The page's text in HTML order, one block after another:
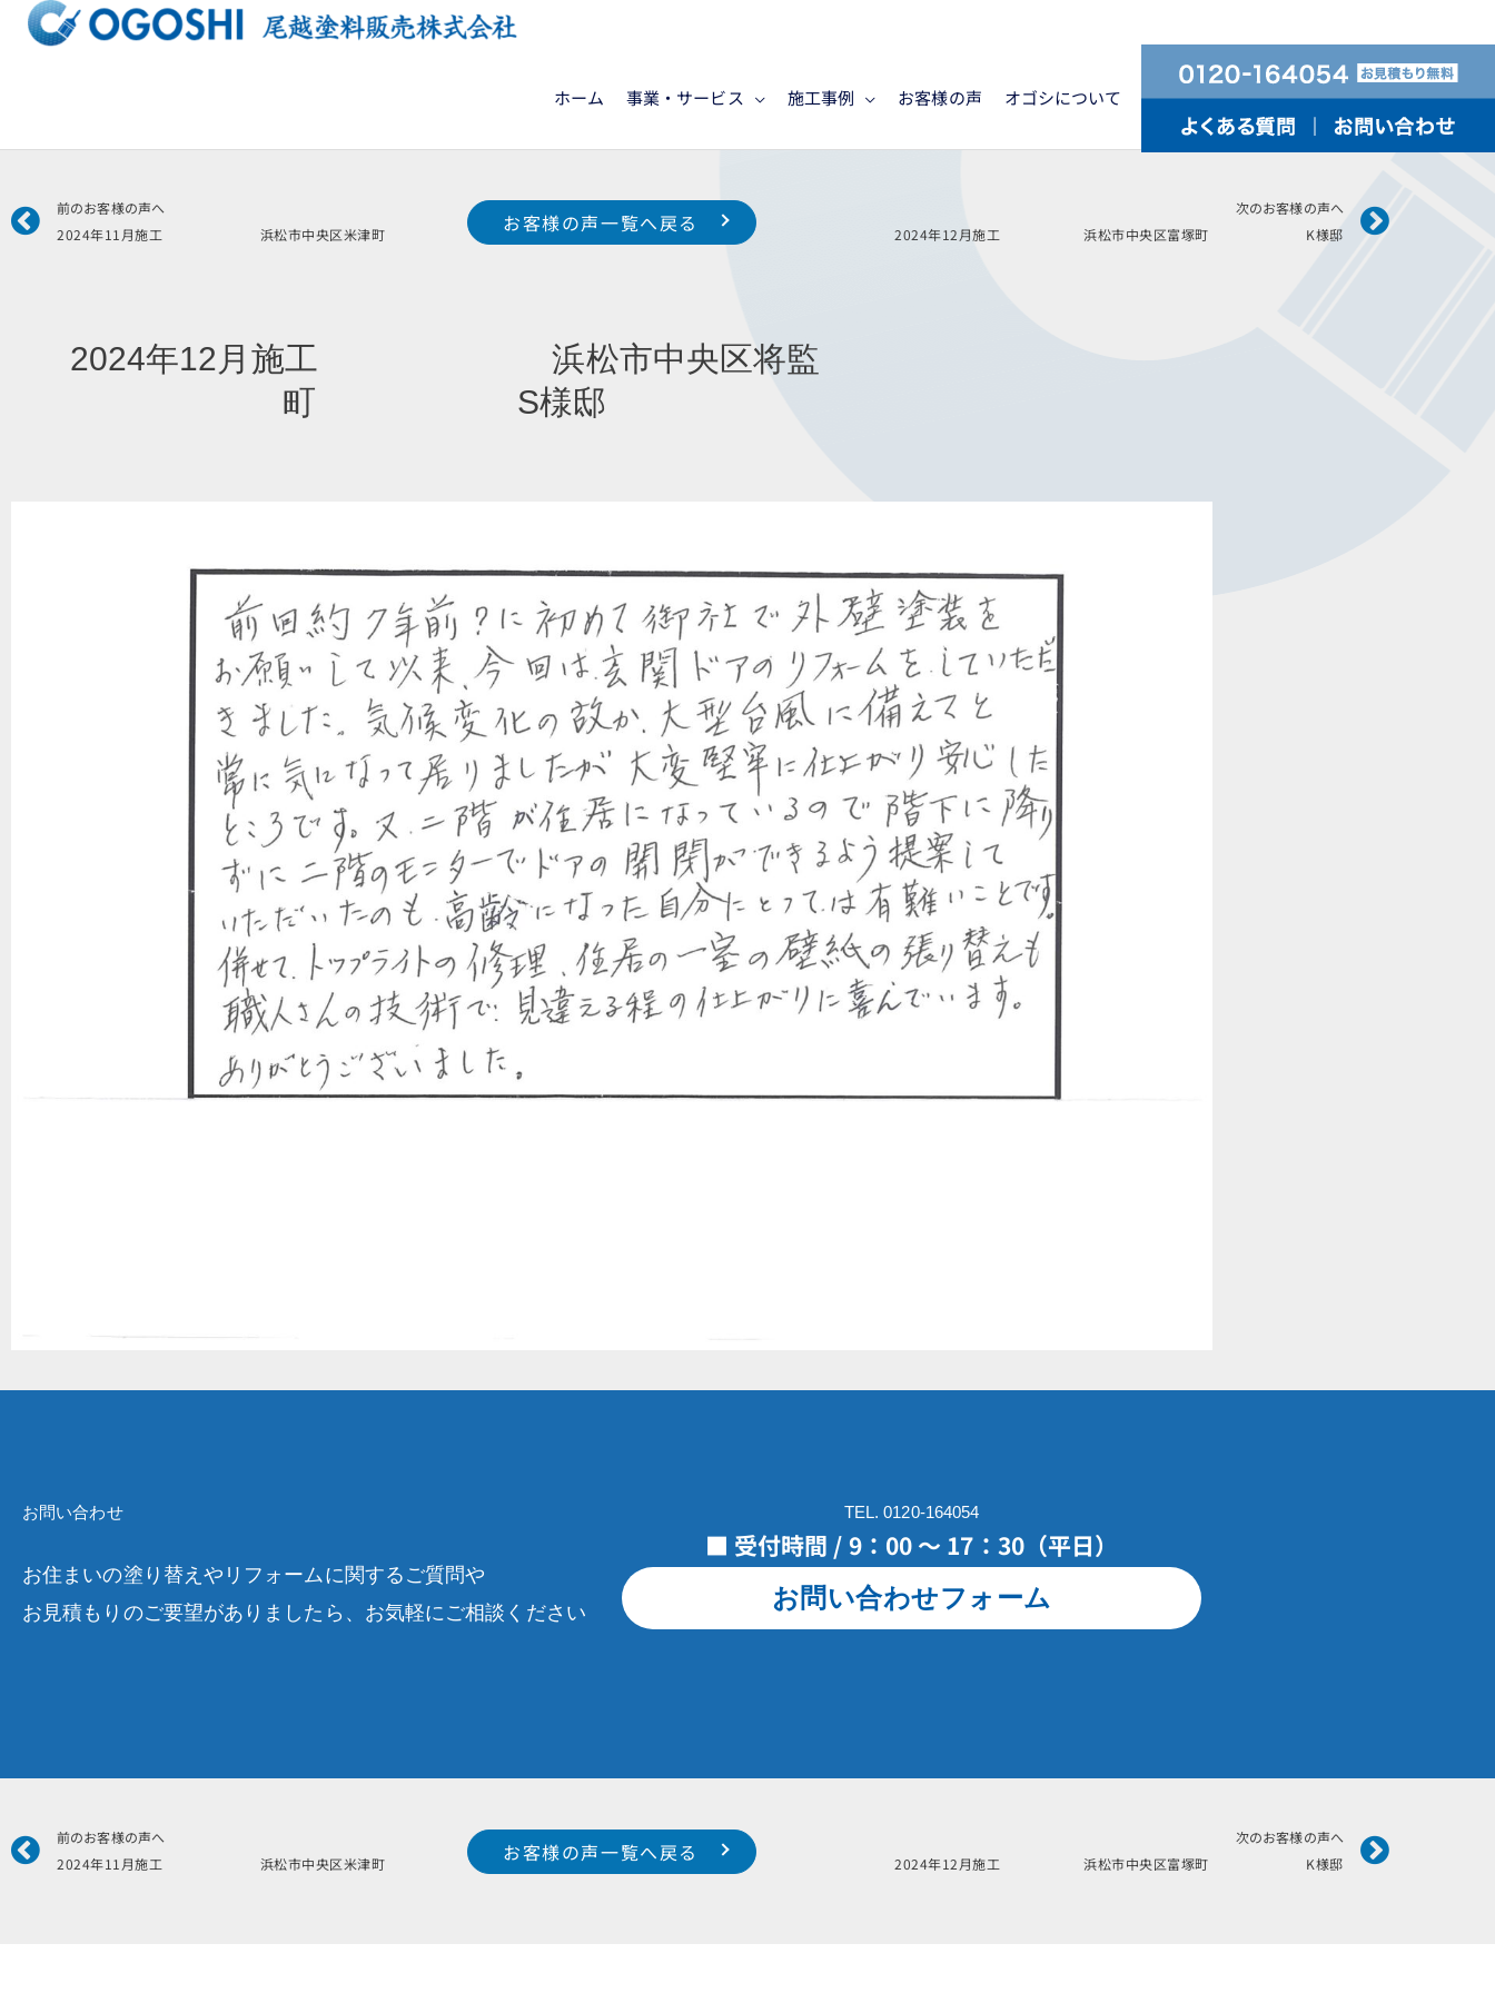
ッ
ホーム 事業・サービス 施工事例 お客様の声 オゴシについて
Prev
前のお客様の声へ
2024年11月施工 浜松市中央区米津町 齋藤様邸
次のお客様の声へ
2024年12月施工 浜松市中央区富塚町 K様邸
Next
お客様の声一覧へ戻る
2024年12月施工 浜松市中央区将監
町 S様邸
お問い合わせ
お住まいの塗り替えやリフォームに関するご質問や
お見積もりのご要望がありましたら、お気軽にご相談ください
TEL. 0120-164054
■ 受付時間 / 9：00 ～ 17：30（平日）
お問い合わせフォーム
Prev
前のお客様の声へ
2024年11月施工 浜松市中央区米津町 齋藤様邸
次のお客様の声へ
2024年12月施工 浜松市中央区富塚町 K様邸
Next
お客様の声一覧へ戻る